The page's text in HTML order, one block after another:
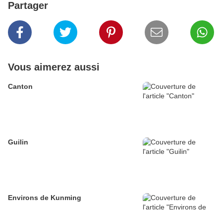
Partager
Vous aimerez aussi
Canton
Guilin
Environs de Kunming